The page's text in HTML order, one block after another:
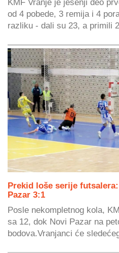
KMF Vranje je jesenji deo
od 4 pobede, 3 remija i 4
razliku - dali su 23, a primili
Prekid loše serije
Pazar 3:1
Posle nekompletnog kola,
sa 12, dok Novi Pazar na
bodova.Vranjanci će